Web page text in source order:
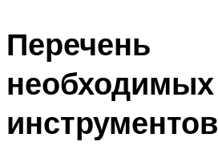
Перечень
необходимых
инструментов